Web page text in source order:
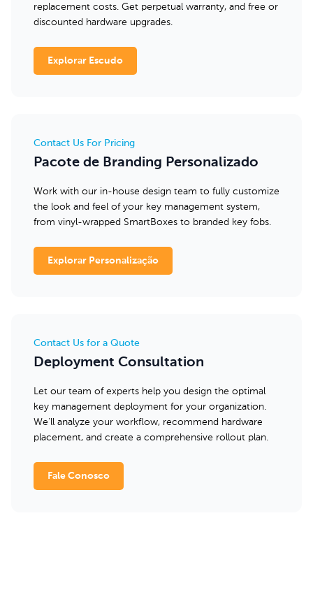
replacement costs. Get perpetual warranty, and free or
discounted hardware upgrades.
Explorar Escudo
Contact Us For Pricing
Pacote de Branding Personalizado
Work with our in-house design team to fully customize
the look and feel of your key management system,
from vinyl-wrapped SmartBoxes to branded key fobs.
Explorar Personalização
Contact Us for a Quote
Deployment Consultation
Let our team of experts help you design the optimal
key management deployment for your organization.
We'll analyze your workflow, recommend hardware
placement, and create a comprehensive rollout plan.
Fale Conosco